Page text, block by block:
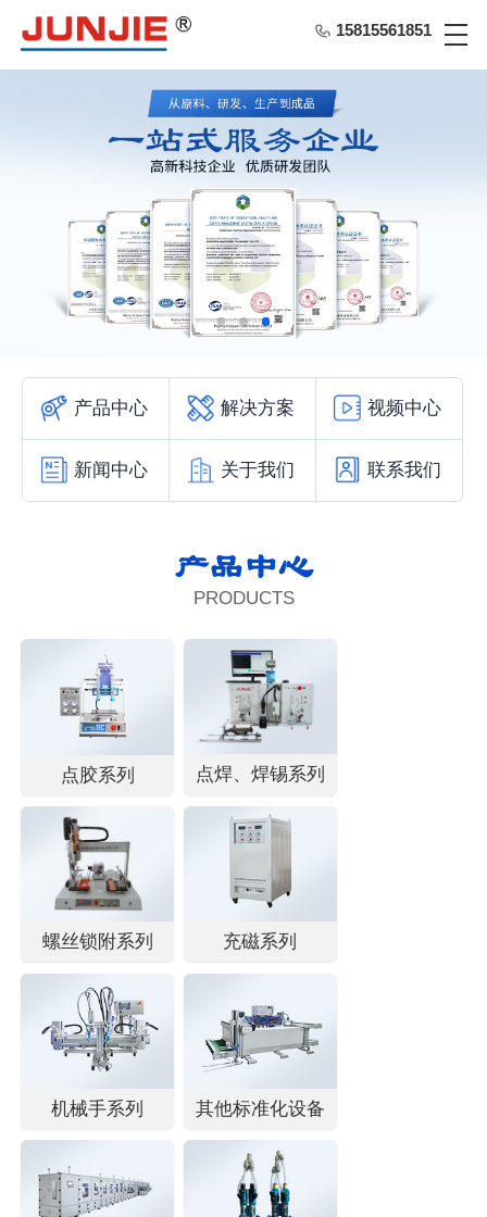
15815561851
产品中心 解决方案 视频中心
新闻中心 关于我们 联系我们
产品中心
PRODUCTS
点胶系列 点焊、焊锡系列
螺丝锁附系列 充磁系列
机械手系列 其他标准化设备